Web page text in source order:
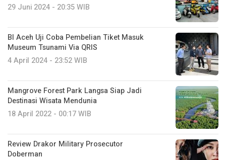
29 Juni 2024 - 20:35 WIB
BI Aceh Uji Coba Pembelian Tiket Masuk
Museum Tsunami Via QRIS
4 April 2024 - 23:52 WIB
Mangrove Forest Park Langsa Siap Jadi
Destinasi Wisata Mendunia
18 April 2022 - 00:17 WIB
Review Drakor Military Prosecutor
Doberman